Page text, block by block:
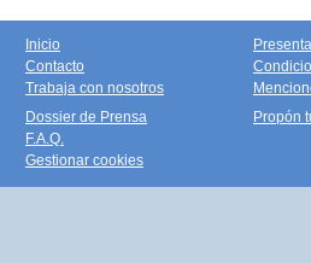
Inicio
Contacto
Trabaja con nosotros
Dossier de Prensa
F.A.Q.
Gestionar cookies
Propón